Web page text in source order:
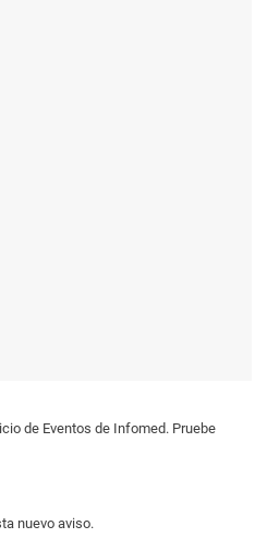
de Eventos de Infomed. Pruebe
nuevo aviso.